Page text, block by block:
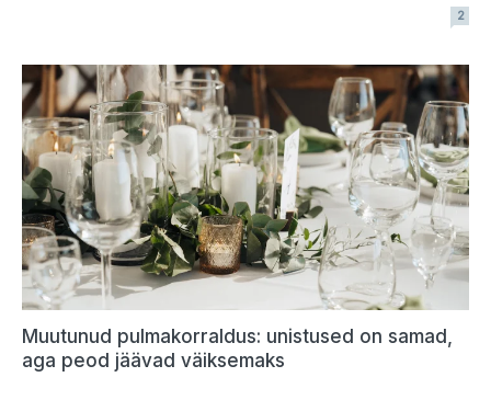
2
Muutunud pulmakorraldus: unistused on samad,
aga peod jäävad väiksemaks